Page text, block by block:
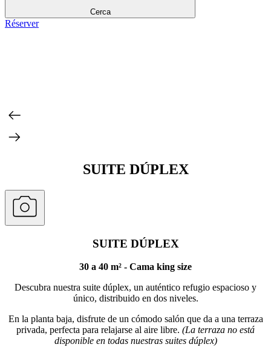
Cerca
Réserver
SUITE DÚPLEX
SUITE DÚPLEX
30 a 40 m² - Cama king size
Descubra nuestra suite dúplex, un auténtico refugio espacioso y
único, distribuido en dos niveles.
En la planta baja, disfrute de un cómodo salón que da a una terraza
privada, perfecta para relajarse al aire libre. (La terraza no está
disponible en todas nuestras suites dúplex)